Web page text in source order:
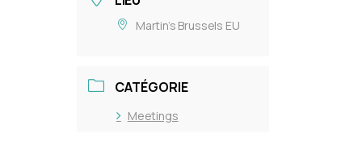
Martin’s Brussels EU
CATÉGORIE
Meetings